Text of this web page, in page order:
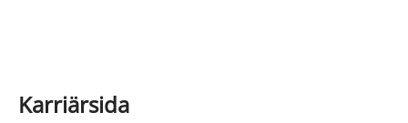
Karriärsida